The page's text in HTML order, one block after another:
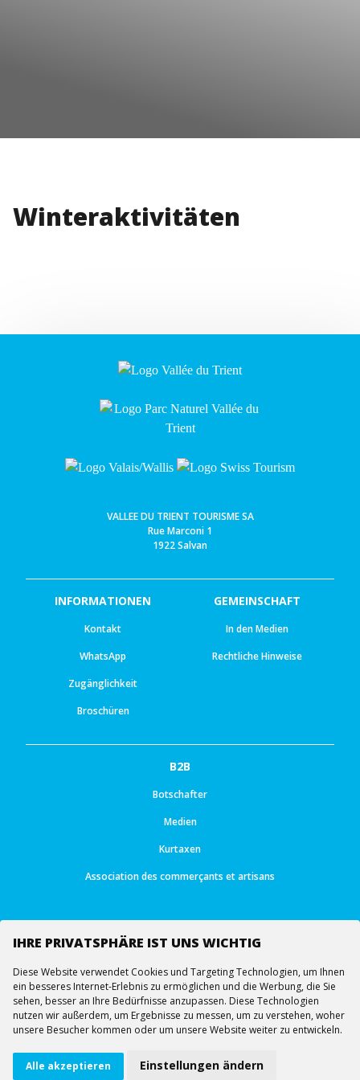
IHRE PRIVATSPHÄRE IST UNS WICHTIG
Diese Website verwendet Cookies und Targeting Technologien, um Ihnen
ein besseres Internet-Erlebnis zu ermöglichen und die Werbung, die Sie
sehen, besser an Ihre Bedürfnisse anzupassen. Diese Technologien
nutzen wir außerdem, um Ergebnisse zu messen, um zu verstehen, woher
unsere Besucher kommen oder um unsere Website weiter zu entwickeln.
Alle akzeptieren Einstellungen ändern
Sesselbahn Webcams Virtueller Rundgang
Winteraktivitäten
VALLEE DU TRIENT TOURISME SA
Rue Marconi 1
1922 Salvan
INFORMATIONEN
Kontakt
WhatsApp
Zugänglichkeit
Broschüren
GEMEINSCHAFT
In den Medien
Rechtliche Hinweise
B2B
Botschafter
Medien
Kurtaxen
Association des commerçants et artisans
Follow us